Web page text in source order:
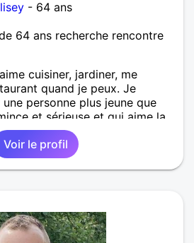
- 64 ans
64 ans recherche rencontre
cuisiner, jardiner, me
quand je peux. Je
personne plus jeune que
et sérieuse et qui aime la
sans travail.
Voir le profil